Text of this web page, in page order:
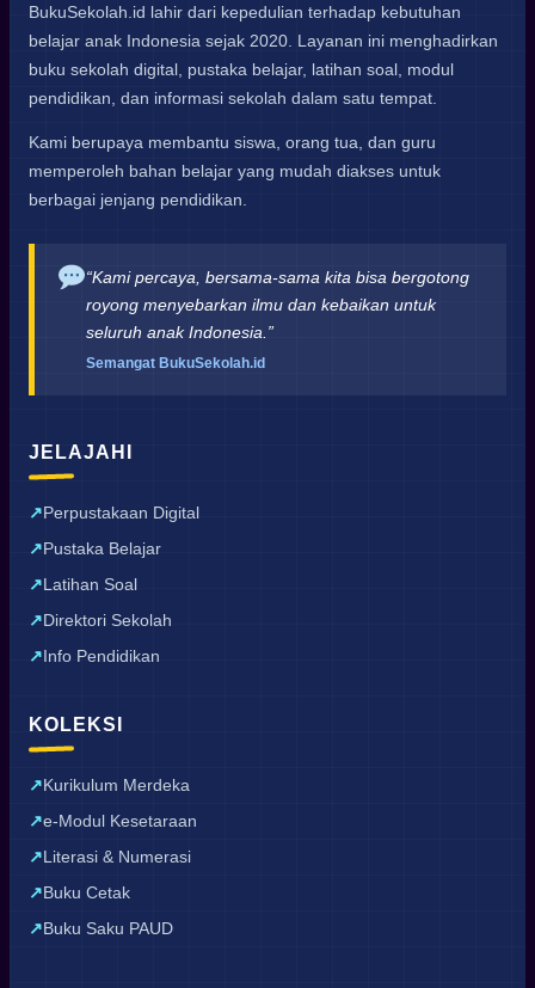
BukuSekolah.id lahir dari kepedulian terhadap kebutuhan
belajar anak Indonesia sejak 2020. Layanan ini menghadirkan
buku sekolah digital, pustaka belajar, latihan soal, modul
pendidikan, dan informasi sekolah dalam satu tempat.
Kami berupaya membantu siswa, orang tua, dan guru
memperoleh bahan belajar yang mudah diakses untuk
berbagai jenjang pendidikan.
“Kami percaya, bersama-sama kita bisa bergotong
royong menyebarkan ilmu dan kebaikan untuk
seluruh anak Indonesia.”
Semangat BukuSekolah.id
JELAJAHI
Perpustakaan Digital
Pustaka Belajar
Latihan Soal
Direktori Sekolah
Info Pendidikan
KOLEKSI
Kurikulum Merdeka
e-Modul Kesetaraan
Literasi & Numerasi
Buku Cetak
Buku Saku PAUD